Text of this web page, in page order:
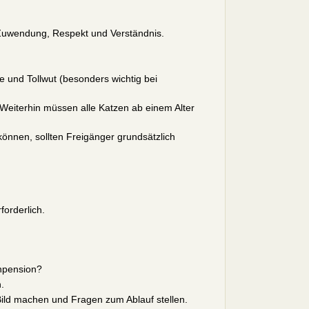
Respekt und Verständnis.
und Tollwut (besonders wichtig bei
müssen alle Katzen ab einem Alter
sollten Freigänger grundsätzlich
machen und Fragen zum Ablauf stellen.